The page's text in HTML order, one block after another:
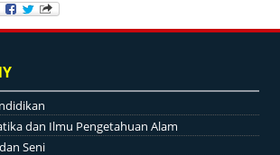
dan Ilmu Pengetahuan Alam
Seni